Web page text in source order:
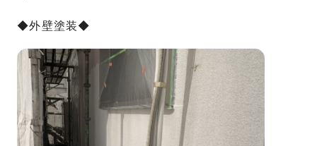
◆外壁塗装◆